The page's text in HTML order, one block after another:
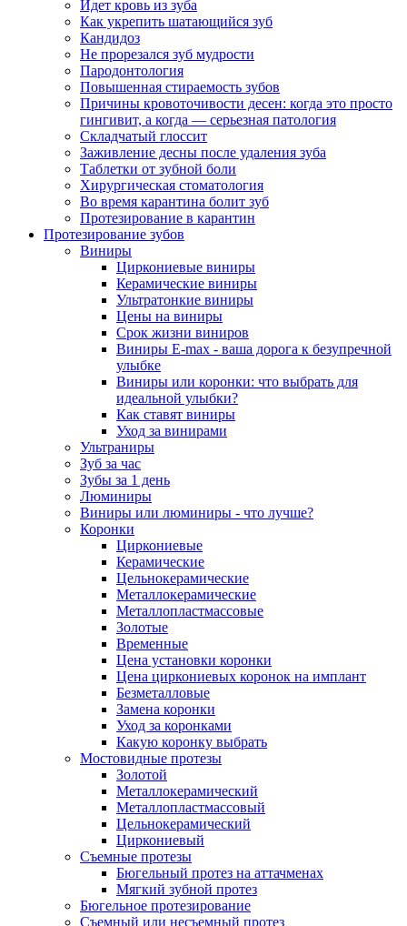
Идет кровь из зуба
Как укрепить шатающийся зуб
Кандидоз
Не прорезался зуб мудрости
Пародонтология
Повышенная стираемость зубов
Причины кровоточивости десен: когда это просто
гингивит, а когда — серьезная патология
Складчатый глоссит
Заживление десны после удаления зуба
Таблетки от зубной боли
Хирургическая стоматология
Во время карантина болит зуб
Протезирование в карантин
Протезирование зубов
Виниры
Циркониевые виниры
Керамические виниры
Ультратонкие виниры
Цены на виниры
Срок жизни виниров
Виниры E-max - ваша дорога к безупречной
улыбке
Виниры или коронки: что выбрать для
идеальной улыбки?
Как ставят виниры
Уход за винирами
Ультраниры
Зуб за час
Зубы за 1 день
Люминиры
Виниры или люминиры - что лучше?
Коронки
Циркониевые
Керамические
Цельнокерамические
Металлокерамические
Металлопластмассовые
Золотые
Временные
Цена установки коронки
Цена циркониевых коронок на имплант
Безметалловые
Замена коронки
Уход за коронками
Какую коронку выбрать
Мостовидные протезы
Золотой
Металлокерамический
Металлопластмассовый
Цельнокерамический
Циркониевый
Съемные протезы
Бюгельный протез на аттачменах
Мягкий зубной протез
Бюгельное протезирование
Съемный или несъемный протез